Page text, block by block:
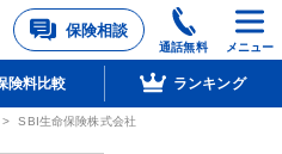
保険相談
通話無料 メニュー
険料比較 ランキング
> SBI生命保険株式会社